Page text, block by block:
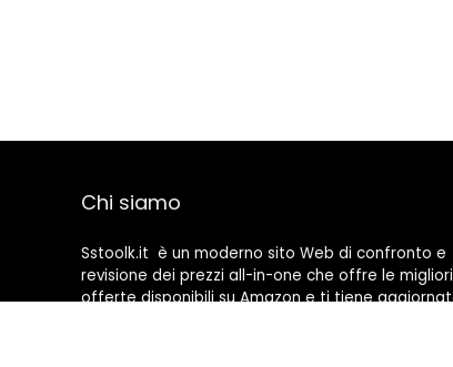
Chi siamo
Sstoolk.it è un moderno sito Web di confronto e
revisione dei prezzi all-in-one che offre le migliori
offerte disponibili su Amazon e ti tiene